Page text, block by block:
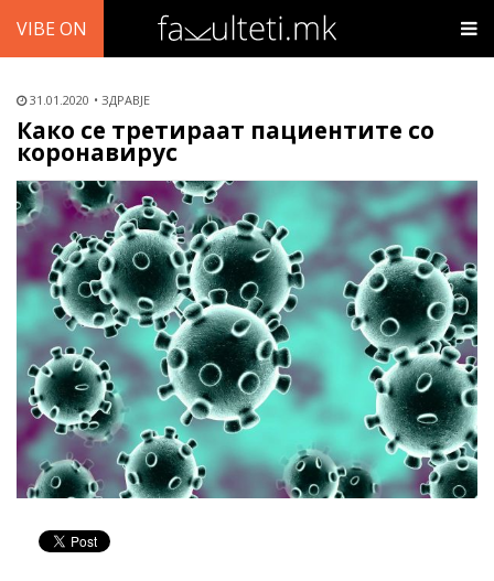
VIBE ON
31.01.2020 ЗДРАВЈЕ
Како се третираат пациентите со
коронавирус